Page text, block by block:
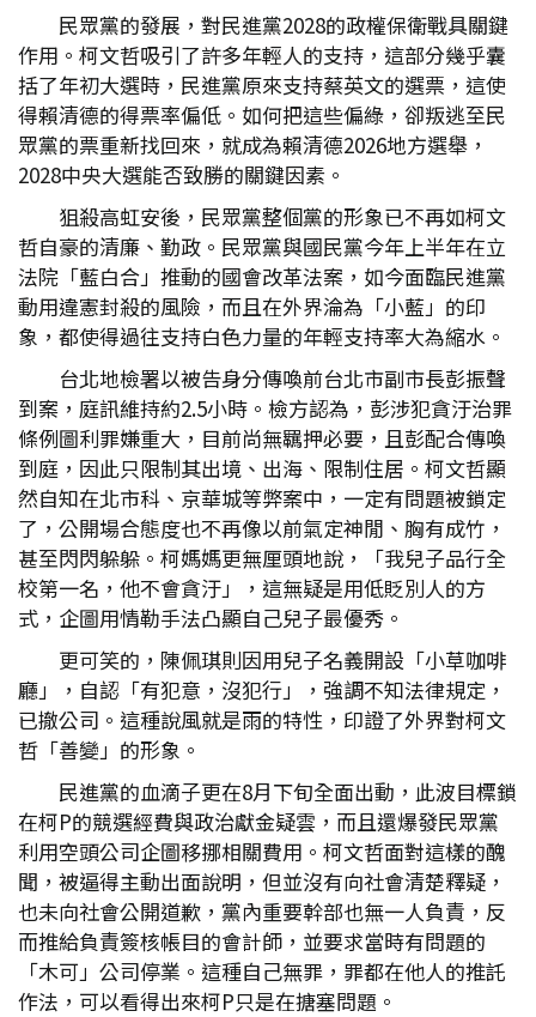
民眾黨的發展，對民進黨2028的政權保衛戰具關鍵
作用。柯文哲吸引了許多年輕人的支持，這部分幾乎囊
括了年初大選時，民進黨原來支持蔡英文的選票，這使
得賴清德的得票率偏低。如何把這些偏綠，卻叛逃至民
眾黨的票重新找回來，就成為賴清德2026地方選舉，
2028中央大選能否致勝的關鍵因素。
狙殺高虹安後，民眾黨整個黨的形象已不再如柯文
哲自豪的清廉、勤政。民眾黨與國民黨今年上半年在立
法院「藍白合」推動的國會改革法案，如今面臨民進黨
動用違憲封殺的風險，而且在外界淪為「小藍」的印
象，都使得過往支持白色力量的年輕支持率大為縮水。
台北地檢署以被告身分傳喚前台北市副市長彭振聲
到案，庭訊維持約2.5小時。檢方認為，彭涉犯貪汙治罪
條例圖利罪嫌重大，目前尚無羈押必要，且彭配合傳喚
到庭，因此只限制其出境、出海、限制住居。柯文哲顯
然自知在北市科、京華城等弊案中，一定有問題被鎖定
了，公開場合態度也不再像以前氣定神閒、胸有成竹，
甚至閃閃躲躲。柯媽媽更無厘頭地說，「我兒子品行全
校第一名，他不會貪汙」，這無疑是用低貶別人的方
式，企圖用情勒手法凸顯自己兒子最優秀。
更可笑的，陳佩琪則因用兒子名義開設「小草咖啡
廳」，自認「有犯意，沒犯行」，強調不知法律規定，
已撤公司。這種說風就是雨的特性，印證了外界對柯文
哲「善變」的形象。
民進黨的血滴子更在8月下旬全面出動，此波目標鎖
在柯P的競選經費與政治獻金疑雲，而且還爆發民眾黨
利用空頭公司企圖移挪相關費用。柯文哲面對這樣的醜
聞，被逼得主動出面說明，但並沒有向社會清楚釋疑，
也未向社會公開道歉，黨內重要幹部也無一人負責，反
而推給負責簽核帳目的會計師，並要求當時有問題的
「木可」公司停業。這種自己無罪，罪都在他人的推託
作法，可以看得出來柯P只是在搪塞問題。